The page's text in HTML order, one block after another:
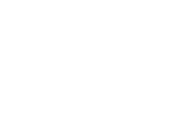
TOVÁBBI
VELÜNK A